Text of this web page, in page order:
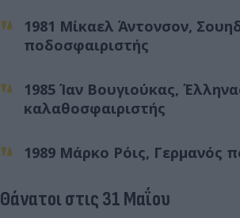
1981 Μίκαελ Άντονσον,
ποδοσφαιριστής
1985 Ίαν Βουγιούκας,
καλαθοσφαιριστής
1989 Μάρκο Ρόις, Γερμανός
Θάνατοι στις 31 Μαΐου